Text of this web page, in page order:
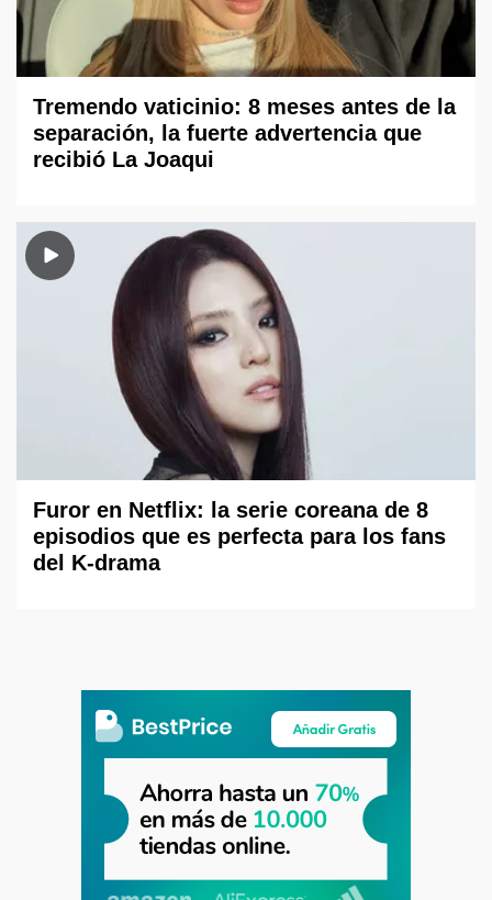
Tremendo vaticinio: 8 meses antes de la
separación, la fuerte advertencia que
recibió La Joaqui
Furor en Netflix: la serie coreana de 8
episodios que es perfecta para los fans
del K-drama